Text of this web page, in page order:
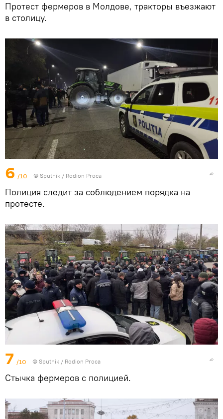
Протест фермеров в Молдове, тракторы въезжают
в столицу.
6 /10 © Sputnik / Rodion Proca
Полиция следит за соблюдением порядка на
протесте.
7 /10 © Sputnik / Rodion Proca
Стычка фермеров с полицией.